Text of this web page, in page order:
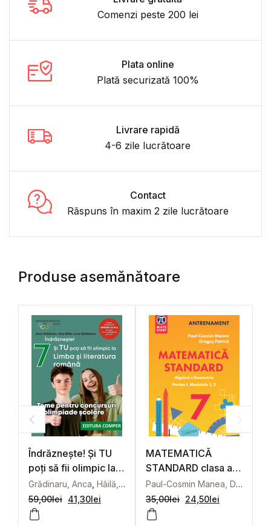
Comenzi peste 200 lei
Plata online
Plată securizată 100%
Livrare rapidă
4-6 zile lucrătoare
Contact
Răspuns în maxim 2 zile lucrătoare
Produse asemănătoare
Îndrăznește! Și TU
poți să fii olimpic la
Limba și literatura
română. Teme
pentru concursuri și
Grădinaru, Anca Hăilă, Irina
Ștefănescu, Lucia
59,00lei 41,30lei
MATEMATICĂ
STANDARD clasa a
VII-a
Aritmetică,algebră,
geometrie. Partea I,
Paul-Cosmin Manea, Dragoș Petrică
35,00lei 24,50lei